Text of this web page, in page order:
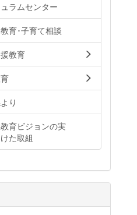
ラムセンター
育･子育て相談
教育
り
育ビジョンの実
た取組